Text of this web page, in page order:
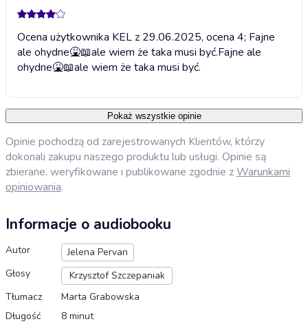
Ocena użytkownika KEL z 29.06.2025, ocena 4; Fajne
ale ohydne🤮📖ale wiem że taka musi być.Fajne ale
ohydne🤮📖ale wiem że taka musi być.
Pokaż wszystkie opinie
Opinie pochodzą od zarejestrowanych Klientów, którzy
dokonali zakupu naszego produktu lub usługi. Opinie są
zbierane, weryfikowane i publikowane zgodnie zWarunkami
opiniowania.
Informacje o audiobooku
Autor
Jelena Pervan
Głosy
Krzysztof Szczepaniak
Tłumacz
Marta Grabowska
Długość
8 minut